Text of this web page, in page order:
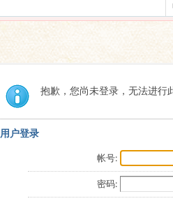
抱歉，您尚未登录，无法进行
用户登录
帐号:
密码: